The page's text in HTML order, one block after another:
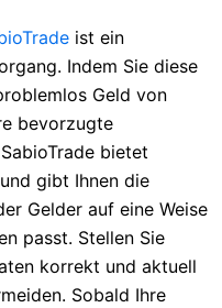
ist ein
Indem Sie diese
Geld von
bevorzugte
bietet
gibt Ihnen die
Gelder auf eine Weise
passt. Stellen Sie
korrekt und aktuell
Sobald Ihre